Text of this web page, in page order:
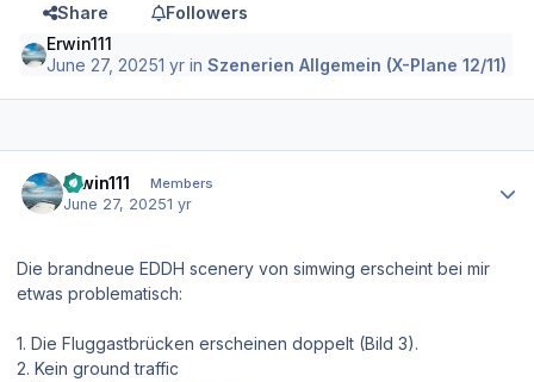
Share
Followers
Erwin111
June 27, 20251 yr inSzenerien Allgemein (X-Plane 12/11)
Erwin111 Members
June 27, 20251 yr
Die brandneue EDDH scenery von simwing erscheint bei mir
etwas problematisch:
1. Die Fluggastbrücken erscheinen doppelt (Bild 3).
2. Kein ground traffic